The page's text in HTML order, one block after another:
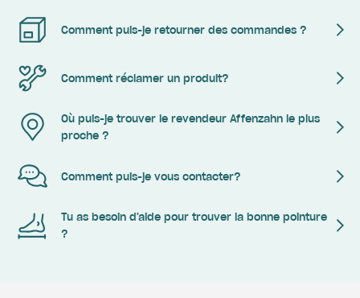
Comment puis-je retourner des commandes ?
Comment réclamer un produit?
Où puis-je trouver le revendeur Affenzahn le plus
proche ?
Comment puis-je vous contacter?
Tu as besoin d'aide pour trouver la bonne pointure
?